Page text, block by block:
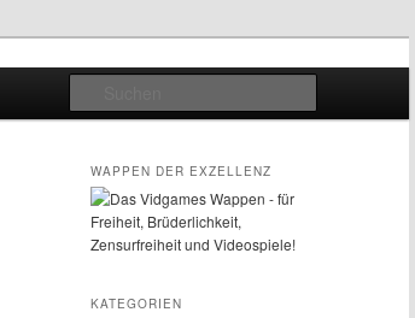
WAPPEN DER EXZELLENZ
KATEGORIEN